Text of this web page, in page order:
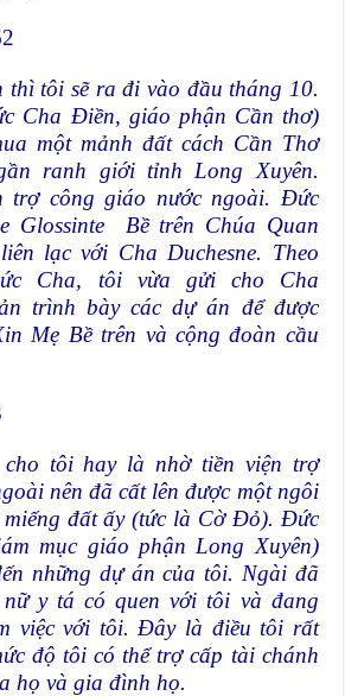
thì tôi sẽ ra đi vào đầu tháng 10.
Cha Điền, giáo phận Cần thơ)
một mảnh đất cách Cần Thơ
ranh giới tỉnh Long Xuyên.
trợ công giáo nước ngoài. Đức
Glossinte Bề trên Chúa Quan
lạc với Cha Duchesne. Theo
Cha, tôi vừa gửi cho Cha
trình bày các dự án để được
Mẹ Bề trên và cộng đoàn cầu
tôi hay là nhờ tiền viện trợ
nên đã cất lên được một ngôi
đất ấy (tức là Cờ Đỏ). Đức
mục giáo phận Long Xuyên)
những dự án của tôi. Ngài đã
y tá có quen với tôi và đang
việc với tôi. Đây là điều tôi rất
độ tôi có thể trợ cấp tài chánh
họ và gia đình họ.